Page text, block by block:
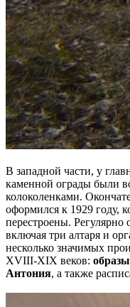
В западной части, у
каменной ограды были
колоколенками.
оформился к 1929 году,
перестроены. Регулярно
включая три алтаря и
несколько значимых
XVIII-XIX веков:
Антония, а также